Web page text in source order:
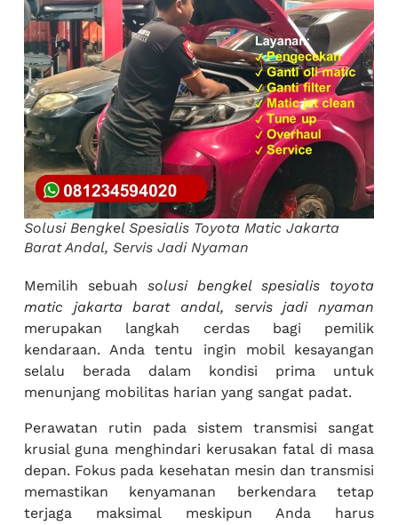
Solusi Bengkel Spesialis Toyota Matic Jakarta
Barat Andal, Servis Jadi Nyaman
Memilih sebuah solusi bengkel spesialis toyota
matic jakarta barat andal, servis jadi nyaman
merupakan langkah cerdas bagi pemilik
kendaraan. Anda tentu ingin mobil kesayangan
selalu berada dalam kondisi prima untuk
menunjang mobilitas harian yang sangat padat.
Perawatan rutin pada sistem transmisi sangat
krusial guna menghindari kerusakan fatal di masa
depan. Fokus pada kesehatan mesin dan transmisi
memastikan kenyamanan berkendara tetap
terjaga maksimal meskipun Anda harus